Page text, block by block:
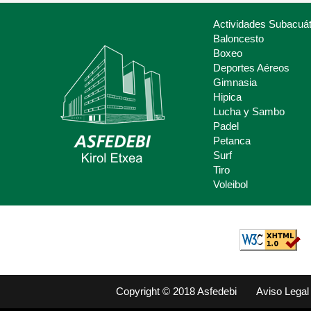
Deporte Escolar
Claves del deporte Escolar para
padres y madres.
Actividades
Baloncesto
Boxeo
Deportes Aéreos
Gimnasia
Hipica
Lucha y Sambo
Padel
Petanca
Surf
Tiro
Voleibol
Copyright © 2018 Asfedebi Aviso Legal